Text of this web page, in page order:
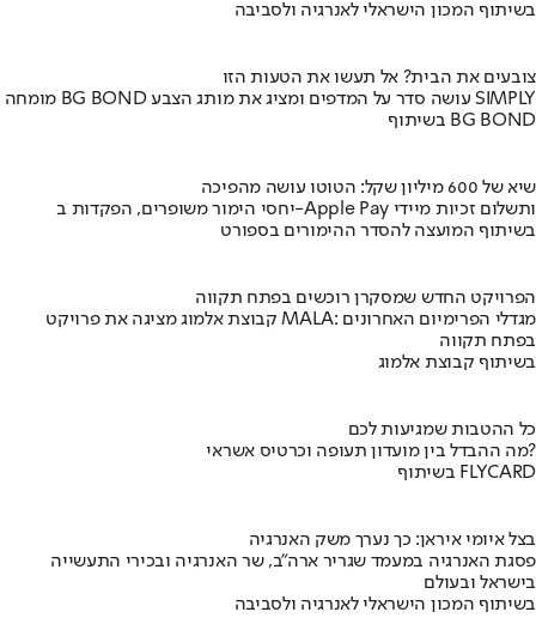
בשיתוף המכון הישראלי לאנרגיה ולסביבה
צובעים את הבית? אל תעשו את הטעות הזו
מומחה BG BOND עושה סדר על המדפים ומציג את מותג הצבע SIMPLY
בשיתוף BG BOND
שיא של 600 מיליון שקל: הטוטו עושה מהפיכה
יחסי הימור משופרים, הפקדות ב-Apple Pay ותשלום זכיות מיידי
בשיתוף המועצה להסדר ההימורים בספורט
הפרויקט החדש שמסקרן רוכשים בפתח תקווה
קבוצת אלמוג מציגה את פרויקט MALA: מגדלי הפרימיום האחרונים
בפתח תקווה
בשיתוף קבוצת אלמוג
כל ההטבות שמגיעות לכם
מה ההבדל בין מועדון תעופה וכרטיס אשראי?
בשיתוף FLYCARD
בצל איומי איראן: כך נערך משק האנרגיה
פסגת האנרגיה במעמד שגריר ארה"ב, שר האנרגיה ובכירי התעשייה
בישראל ובעולם
בשיתוף המכון הישראלי לאנרגיה ולסביבה